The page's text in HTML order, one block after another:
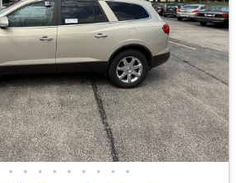
• • • • • • • • •